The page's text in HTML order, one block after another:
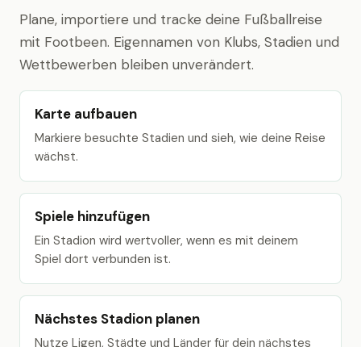
Plane, importiere und tracke deine Fußballreise
mit Footbeen. Eigennamen von Klubs, Stadien und
Wettbewerben bleiben unverändert.
Karte aufbauen
Markiere besuchte Stadien und sieh, wie deine Reise
wächst.
Spiele hinzufügen
Ein Stadion wird wertvoller, wenn es mit deinem
Spiel dort verbunden ist.
Nächstes Stadion planen
Nutze Ligen, Städte und Länder für dein nächstes